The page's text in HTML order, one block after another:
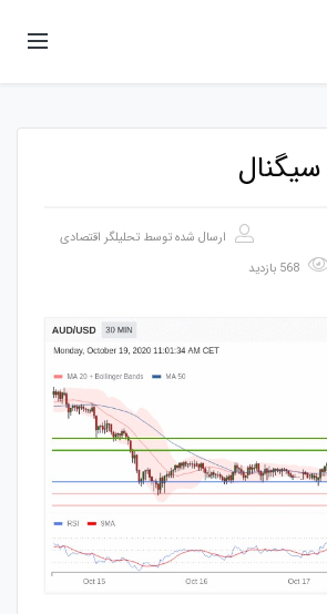
ارسال شده توسط تحلیلگر اقتصادی